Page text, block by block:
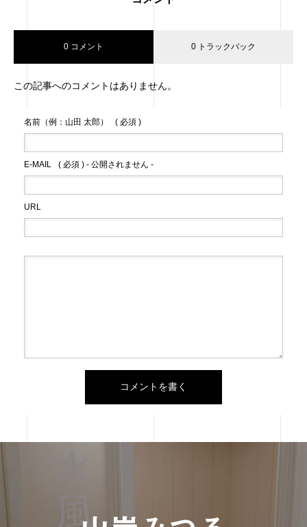
0 コメント 0 トラックバック
この記事へのコメントはありません。
名前（例：山田 太郎） ( 必須 )
E-MAIL ( 必須 ) - 公開されません -
URL